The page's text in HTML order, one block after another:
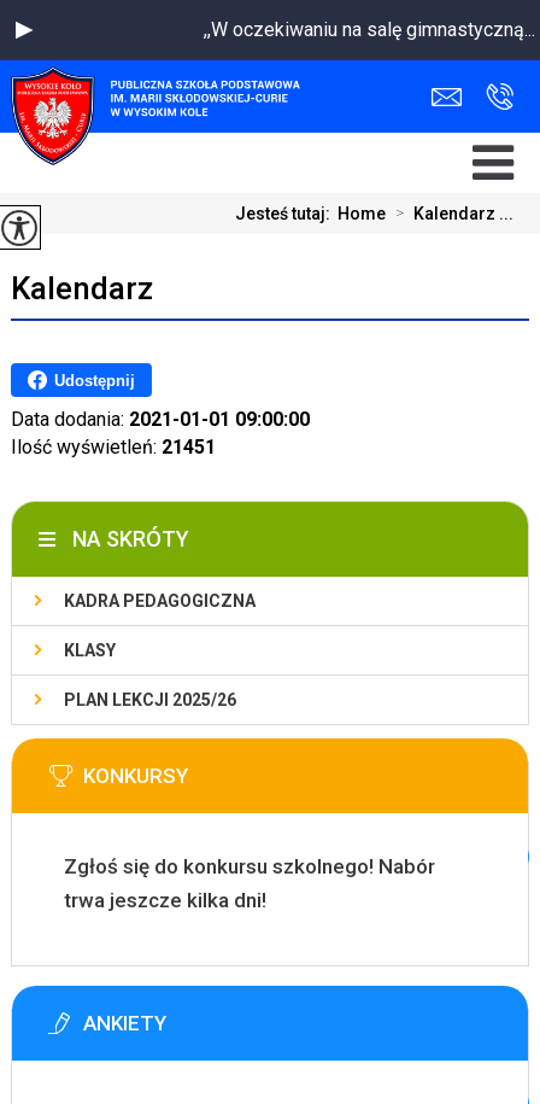
,,W oczekiwaniu na salę gimnastyczną...
Jesteś tutaj: Home > Kalendarz ...
Kalendarz
Udostępnij
Data dodania: 2021-01-01 09:00:00
Ilość wyświetleń: 21451
NA SKRÓTY
KADRA PEDAGOGICZNA
KLASY
PLAN LEKCJI 2025/26
KONKURSY
Zgłoś się do konkursu szkolnego! Nabór
trwa jeszcze kilka dni!
ANKIETY